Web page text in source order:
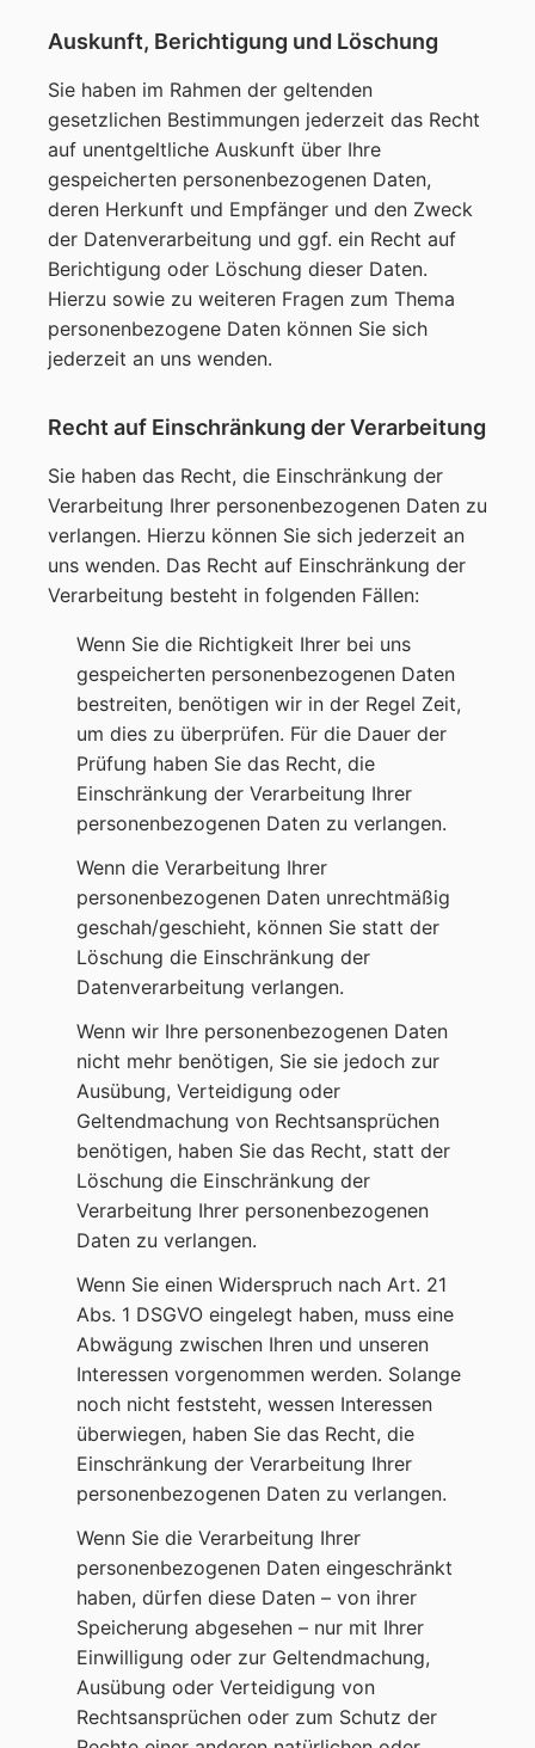
Auskunft, Berichtigung und Löschung
Sie haben im Rahmen der geltenden
gesetzlichen Bestimmungen jederzeit das Recht
auf unentgeltliche Auskunft über Ihre
gespeicherten personenbezogenen Daten,
deren Herkunft und Empfänger und den Zweck
der Datenverarbeitung und ggf. ein Recht auf
Berichtigung oder Löschung dieser Daten.
Hierzu sowie zu weiteren Fragen zum Thema
personenbezogene Daten können Sie sich
jederzeit an uns wenden.
Recht auf Einschränkung der Verarbeitung
Sie haben das Recht, die Einschränkung der
Verarbeitung Ihrer personenbezogenen Daten zu
verlangen. Hierzu können Sie sich jederzeit an
uns wenden. Das Recht auf Einschränkung der
Verarbeitung besteht in folgenden Fällen:
Wenn Sie die Richtigkeit Ihrer bei uns
gespeicherten personenbezogenen Daten
bestreiten, benötigen wir in der Regel Zeit,
um dies zu überprüfen. Für die Dauer der
Prüfung haben Sie das Recht, die
Einschränkung der Verarbeitung Ihrer
personenbezogenen Daten zu verlangen.
Wenn die Verarbeitung Ihrer
personenbezogenen Daten unrechtmäßig
geschah/geschieht, können Sie statt der
Löschung die Einschränkung der
Datenverarbeitung verlangen.
Wenn wir Ihre personenbezogenen Daten
nicht mehr benötigen, Sie sie jedoch zur
Ausübung, Verteidigung oder
Geltendmachung von Rechtsansprüchen
benötigen, haben Sie das Recht, statt der
Löschung die Einschränkung der
Verarbeitung Ihrer personenbezogenen
Daten zu verlangen.
Wenn Sie einen Widerspruch nach Art. 21
Abs. 1 DSGVO eingelegt haben, muss eine
Abwägung zwischen Ihren und unseren
Interessen vorgenommen werden. Solange
noch nicht feststeht, wessen Interessen
überwiegen, haben Sie das Recht, die
Einschränkung der Verarbeitung Ihrer
personenbezogenen Daten zu verlangen.
Wenn Sie die Verarbeitung Ihrer
personenbezogenen Daten eingeschränkt
haben, dürfen diese Daten – von ihrer
Speicherung abgesehen – nur mit Ihrer
Einwilligung oder zur Geltendmachung,
Ausübung oder Verteidigung von
Rechtsansprüchen oder zum Schutz der